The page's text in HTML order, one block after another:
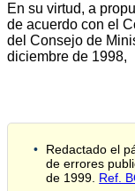
En su virtud, a
de acuerdo con el
del Consejo de
diciembre de 1998,
Redactado el
de errores
de 1999. Ref.